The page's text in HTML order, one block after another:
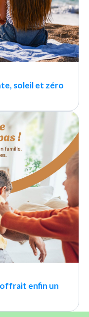
soleil et zéro
offrait enfin un